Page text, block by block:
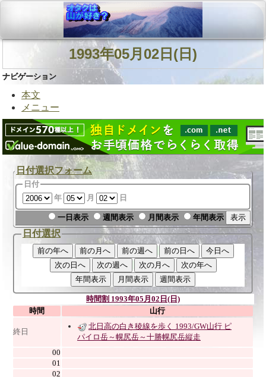
1993年05月02日(日)
ナビゲーション
本文
メニュー
日付選択フォーム
日付
年
月 日
一日表示 週間表示 月間表示 年間表示
日付選択
時間割 1993年05月02日(日)
時間
山行
終日
北日高の白き稜線を歩く 1993/GW山行 ピ
パイロ岳～幌尻岳～十勝幌尻岳縦走
00
01
02